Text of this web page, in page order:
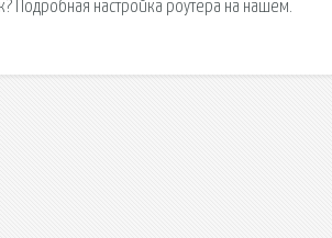
Подробная настройка роутера на нашем.